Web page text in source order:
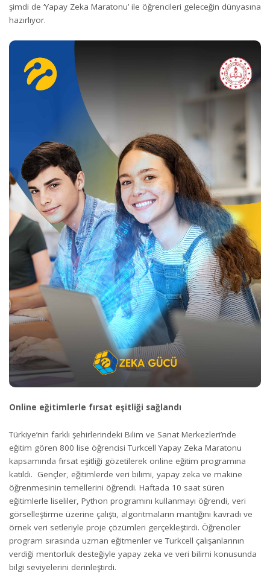
şimdi de ‘Yapay Zeka Maratonu’ ile öğrencileri geleceğin dünyasına
hazırlıyor.
Online eğitimlerle fırsat eşitliği sağlandı
Türkiye’nin farklı şehirlerindeki Bilim ve Sanat Merkezleri’nde
eğitim gören 800 lise öğrencisi Turkcell Yapay Zeka Maratonu
kapsamında fırsat eşitliği gözetilerek online eğitim programına
katıldı. Gençler, eğitimlerde veri bilimi, yapay zeka ve makine
öğrenmesinin temellerini öğrendi. Haftada 10 saat süren
eğitimlerle liseliler, Python programını kullanmayı öğrendi, veri
görselleştirme üzerine çalıştı, algoritmaların mantığını kavradı ve
örnek veri setleriyle proje çözümleri gerçekleştirdi. Öğrenciler
program sırasında uzman eğitmenler ve Turkcell çalışanlarının
verdiği mentorluk desteğiyle yapay zeka ve veri bilimi konusunda
bilgi seviyelerini derinleştirdi.